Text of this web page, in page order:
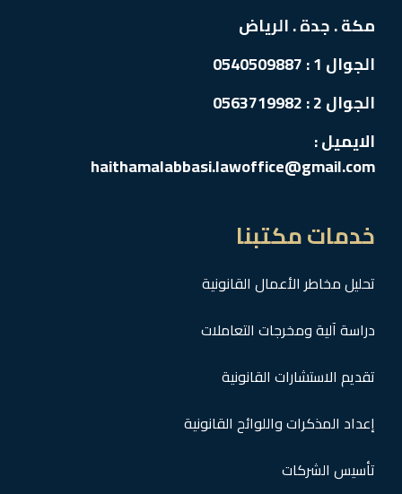
مكة . جدة . الرياض
الجوال 1 : 0540509887
الجوال 2 : 0563719982
الايميل :
haithamalabbasi.lawoffice@gmail.com
خدمات مكتبنا
تحليل مخاطر الأعمال القانونية
دراسة آلية ومخرجات التعاملات
تقديم الاستشارات القانونية
إعداد المذكرات واللوائح القانونية
تأسيس الشركات